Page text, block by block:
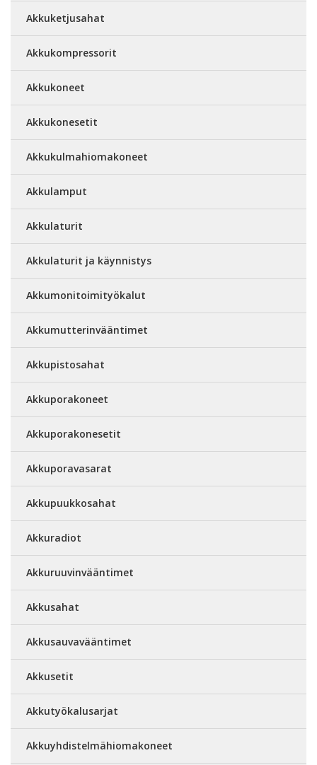
Akkuketjusahat
Akkukompressorit
Akkukoneet
Akkukonesetit
Akkukulmahiomakoneet
Akkulamput
Akkulaturit
Akkulaturit ja käynnistys
Akkumonitoimityökalut
Akkumutterinvääntimet
Akkupistosahat
Akkuporakoneet
Akkuporakonesetit
Akkuporavasarat
Akkupuukkosahat
Akkuradiot
Akkuruuvinvääntimet
Akkusahat
Akkusauvavääntimet
Akkusetit
Akkutyökalusarjat
Akkuyhdistelmähiomakoneet